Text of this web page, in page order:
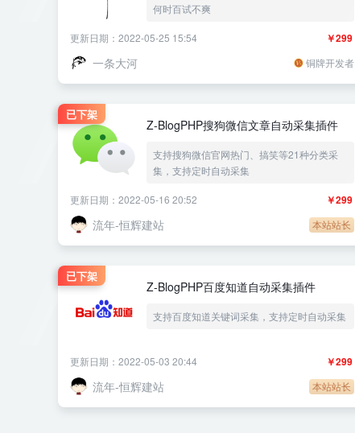
何时百试不爽
￥299
更新日期：2022-05-25 15:54
一条大河 铜牌开发者
已下架
Z-BlogPHP搜狗微信文章自动采集插件
支持搜狗微信官网热门、搞笑等21种分类采
集，支持定时自动采集
￥299
更新日期：2022-05-16 20:52
流年-恒辉建站 本站站长
已下架
Z-BlogPHP百度知道自动采集插件
支持百度知道关键词采集，支持定时自动采集
￥299
更新日期：2022-05-03 20:44
流年-恒辉建站 本站站长